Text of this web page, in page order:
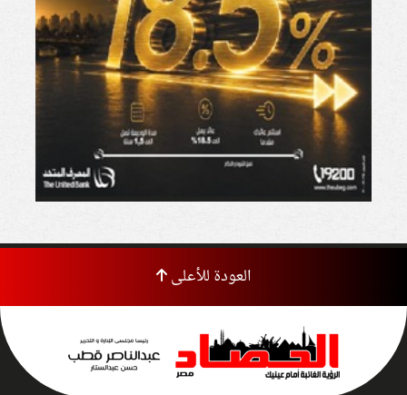
العودة للأعلى